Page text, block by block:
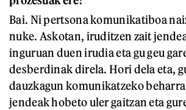
Bai. Ni pertsona komunikatiboa
nuke. Askotan, iruditzen zait
inguruan duen irudia eta gu geu
desberdinak direla. Hori dela eta,
dauzkagun komunikatzeko
jendeak hobeto uler gaitzan eta